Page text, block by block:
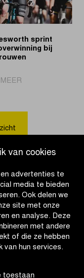
van cookies
advertenties te
media te bieden
Ook delen we
site met onze
en analyse. Deze
met andere
of die ze hebben
van hun services.
toestaan
sprint
bij
naar
bij
Vrouwen